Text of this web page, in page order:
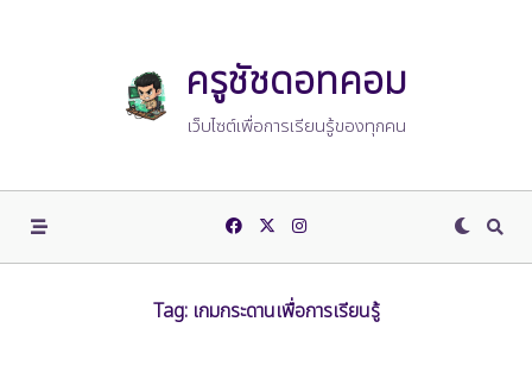
ครูชัชดอทคอม
เว็บไซต์เพื่อการเรียนรู้ของทุกคน
Tag: เกมกระดานเพื่อการเรียนรู้